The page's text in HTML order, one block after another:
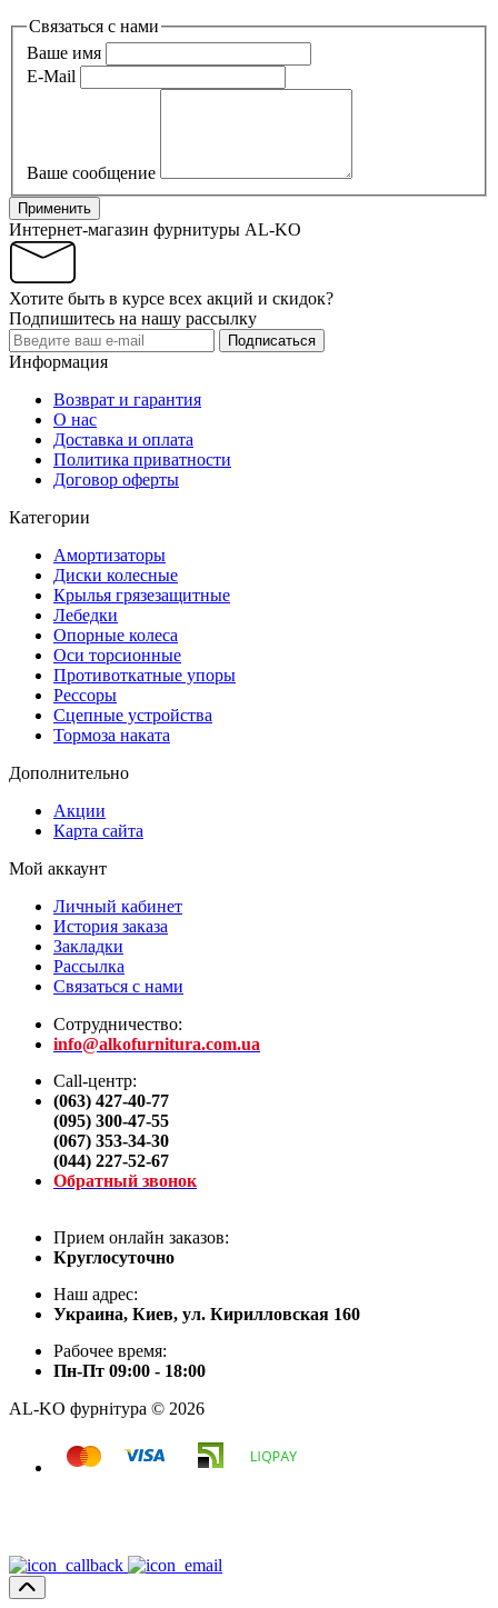
Связаться с нами
Ваше имя
E-Mail
Ваше сообщение
Интернет-магазин фурнитуры AL-KO
Хотите быть в курсе всех акций и скидок?
Подпишитесь на нашу рассылку
Подписаться
Информация
Возврат и гарантия
О нас
Доставка и оплата
Политика приватности
Договор оферты
Категории
Амортизаторы
Диски колесные
Крылья грязезащитные
Лебедки
Опорные колеса
Оси торсионные
Противоткатные упоры
Рессоры
Сцепные устройства
Тормоза наката
Дополнительно
Акции
Карта сайта
Мой аккаунт
Личный кабинет
История заказа
Закладки
Рассылка
Связаться с нами
Сотрудничество:
info@alkofurnitura.com.ua
Call-центр:
(063) 427-40-77
(095) 300-47-55
(067) 353-34-30
(044) 227-52-67
Обратный звонок
Прием онлайн заказов:
Круглосуточно
Наш адрес:
Украина, Киев, ул. Кирилловская 160
Рабочее время:
Пн-Пт 09:00 - 18:00
AL-KO фурнітура © 2026